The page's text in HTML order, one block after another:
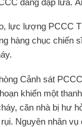
đang dập lửa.
lực lượng PCCC
hàng chục chiến
Cảnh sát
khiến một
căn nhà bị hư
Nguyên nhân